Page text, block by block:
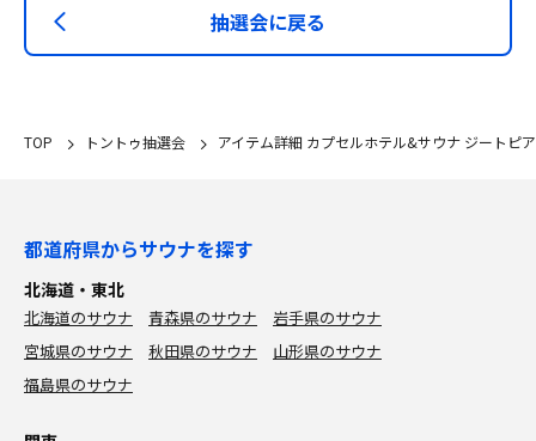
抽選会に戻る
TOP トントゥ抽選会 アイテム詳細 カプセルホテル&サウナ ジートピ
都道府県からサウナを探す
北海道・東北
北海道のサウナ 青森県のサウナ
岩手県のサウナ
宮城県のサウナ
秋田県のサウナ
山形県のサウナ
福島県のサウナ